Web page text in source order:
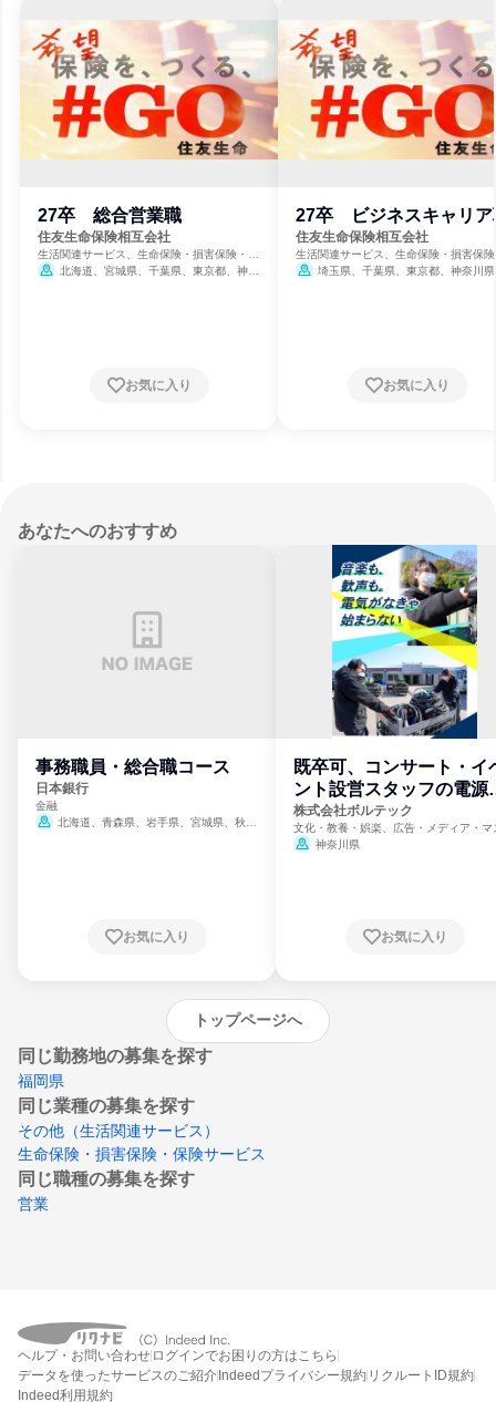
27卒 総合営業職
住友生命保険相互会社
生活関連サービス、生命保険・損害保険・保
険サービス
北海道、宮城県、千葉県、東京都、神奈
お気に入り
27卒 ビジネスキャリア
住友生命保険相互会社
生活関連サービス、生命保険・損害保
険サービス
埼玉県、千葉県、東京都、神奈川
お気に入り
あなたへのおすすめ
事務職員・総合職コース
日本銀行
金融
北海道、青森県、岩手県、宮城県、秋田
崎県、熊本県、大分県、宮崎県、鹿児島県、
お気に入り
既卒可、コンサート・イ
ント設営スタッフの電源
門
株式会社ボルテック
文化・教養・娯楽、広告・メディア・マ
ミ、電力・ガス・水道・エネルギー
神奈川県
お気に入り
トップページへ
同じ勤務地の募集を探す
福岡県
同じ業種の募集を探す
その他（生活関連サービス）
生命保険・損害保険・保険サービス
同じ職種の募集を探す
営業
ヘルプ・お問い合わせ ログインでお困りの方はこちら
データを使ったサービスのご紹介Indeedプライバシー規約 リクルートID規約
Indeed利用規約